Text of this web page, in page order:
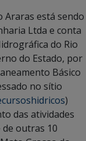
Araras está sendo
Ltda e conta
do Rio
do Estado, por
Básico
no sítio
)
das atividades
outras 10